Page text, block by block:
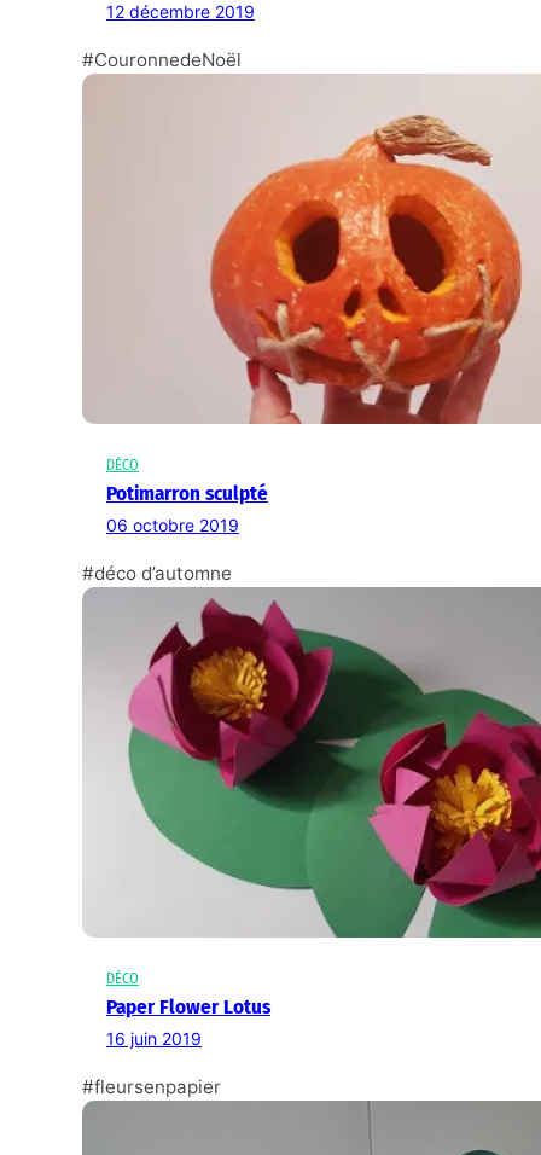
12 décembre 2019
#CouronnedeNoël
DÉCO
Potimarron sculpté
06 octobre 2019
#déco d’automne
DÉCO
Paper Flower Lotus
16 juin 2019
#fleursenpapier